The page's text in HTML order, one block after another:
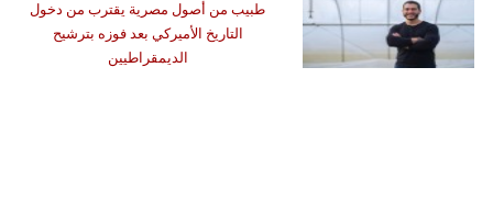
طبيب من أصول مصرية يقترب من دخول
التاريخ الأميركي بعد فوزه بترشيح
الديمقراطيين